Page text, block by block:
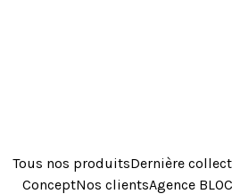
Tous nos produitsDernière
ConceptNos clientsAgence